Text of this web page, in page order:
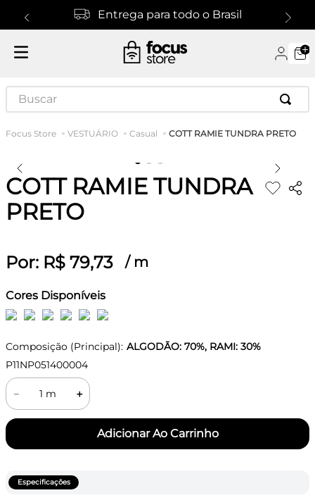
Entrega para todo o Brasil
Buscar
VESTUÁRIO Casual COTT RAMIE TUNDRA PRETO
COTT RAMIE TUNDRA
PRETO
Por: R$ 79,73 / m
Cores Disponíveis
Composição (Principal): ALGODÃO: 70%, RAMI: 30%
P11NP051400004
＋
－
Especificações